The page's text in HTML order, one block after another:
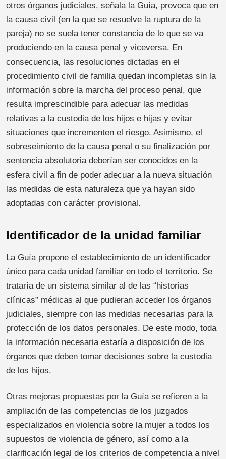
otros órganos judiciales, señala la Guía, provoca que en
la causa civil (en la que se resuelve la ruptura de la
pareja) no se suela tener constancia de lo que se va
produciendo en la causa penal y viceversa. En
consecuencia, las resoluciones dictadas en el
procedimiento civil de familia quedan incompletas sin la
información sobre la marcha del proceso penal, que
resulta imprescindible para adecuar las medidas
relativas a la custodia de los hijos e hijas y evitar
situaciones que incrementen el riesgo. Asimismo, el
sobreseimiento de la causa penal o su finalización por
sentencia absolutoria deberían ser conocidos en la
esfera civil a fin de poder adecuar a la nueva situación
las medidas de esta naturaleza que ya hayan sido
adoptadas con carácter provisional.
Identificador de la unidad familiar
La Guía propone el establecimiento de un identificador
único para cada unidad familiar en todo el territorio. Se
trataría de un sistema similar al de las “historias
clínicas” médicas al que pudieran acceder los órganos
judiciales, siempre con las medidas necesarias para la
protección de los datos personales. De este modo, toda
la información necesaria estaría a disposición de los
órganos que deben tomar decisiones sobre la custodia
de los hijos.
Otras mejoras propuestas por la Guía se refieren a la
ampliación de las competencias de los juzgados
especializados en violencia sobre la mujer a todos los
supuestos de violencia de género, así como a la
clarificación legal de los criterios de competencia a nivel